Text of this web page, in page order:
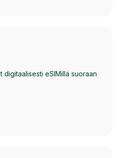
digitaalisesti eSIMillä suoraan